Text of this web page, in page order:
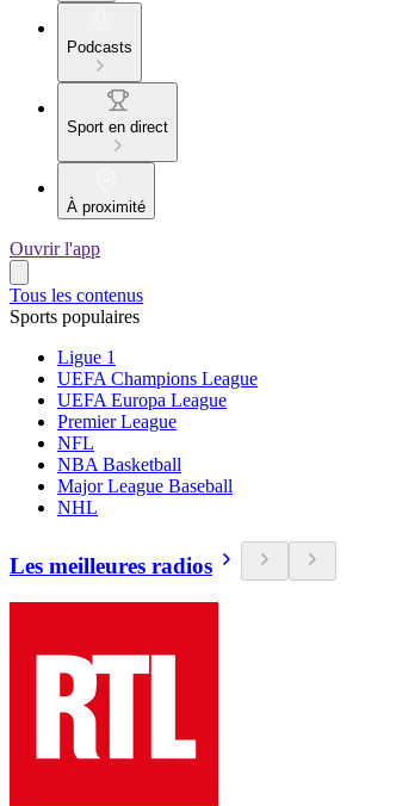
Podcasts
Sport en direct
À proximité
Ouvrir l'app
Tous les contenus
Sports populaires
Ligue 1
UEFA Champions League
UEFA Europa League
Premier League
NFL
NBA Basketball
Major League Baseball
NHL
Les meilleures radios